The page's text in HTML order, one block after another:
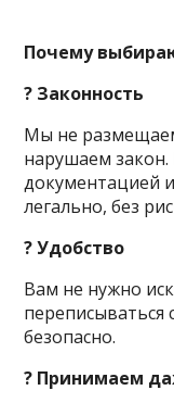
Почему
? Законность
Мы не
нарушаем
документацией
легально, без
? Удобство
Вам не нужно
переписываться
безопасно.
? Принимаем